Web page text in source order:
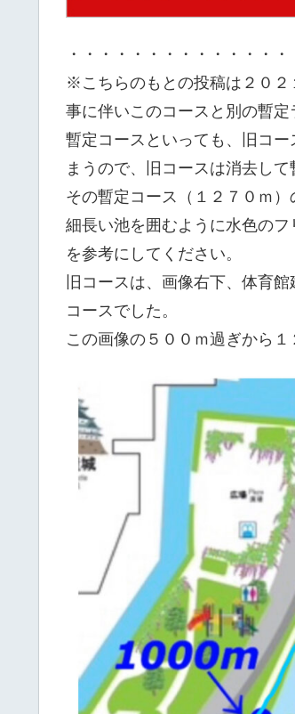
・・・・・・・・・・・・・・
※こちらのもとの投稿は２０２
事に伴いこのコースと別の暫定
暫定コースといっても、旧コ
まうので、旧コースは消去して
その暫定コース（１２７０ｍ）
細長い池を囲むように水色の
を参考にしてください。
旧コースは、画像右下、体育
コースでした。
この画像の５００ｍ過ぎから